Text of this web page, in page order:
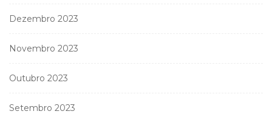
Dezembro 2023
Novembro 2023
Outubro 2023
Setembro 2023